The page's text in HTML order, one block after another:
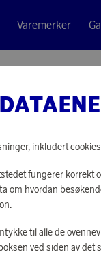
Varemerker
inkludert
fungerer korrekt
om hvordan
til alle de
ved siden av